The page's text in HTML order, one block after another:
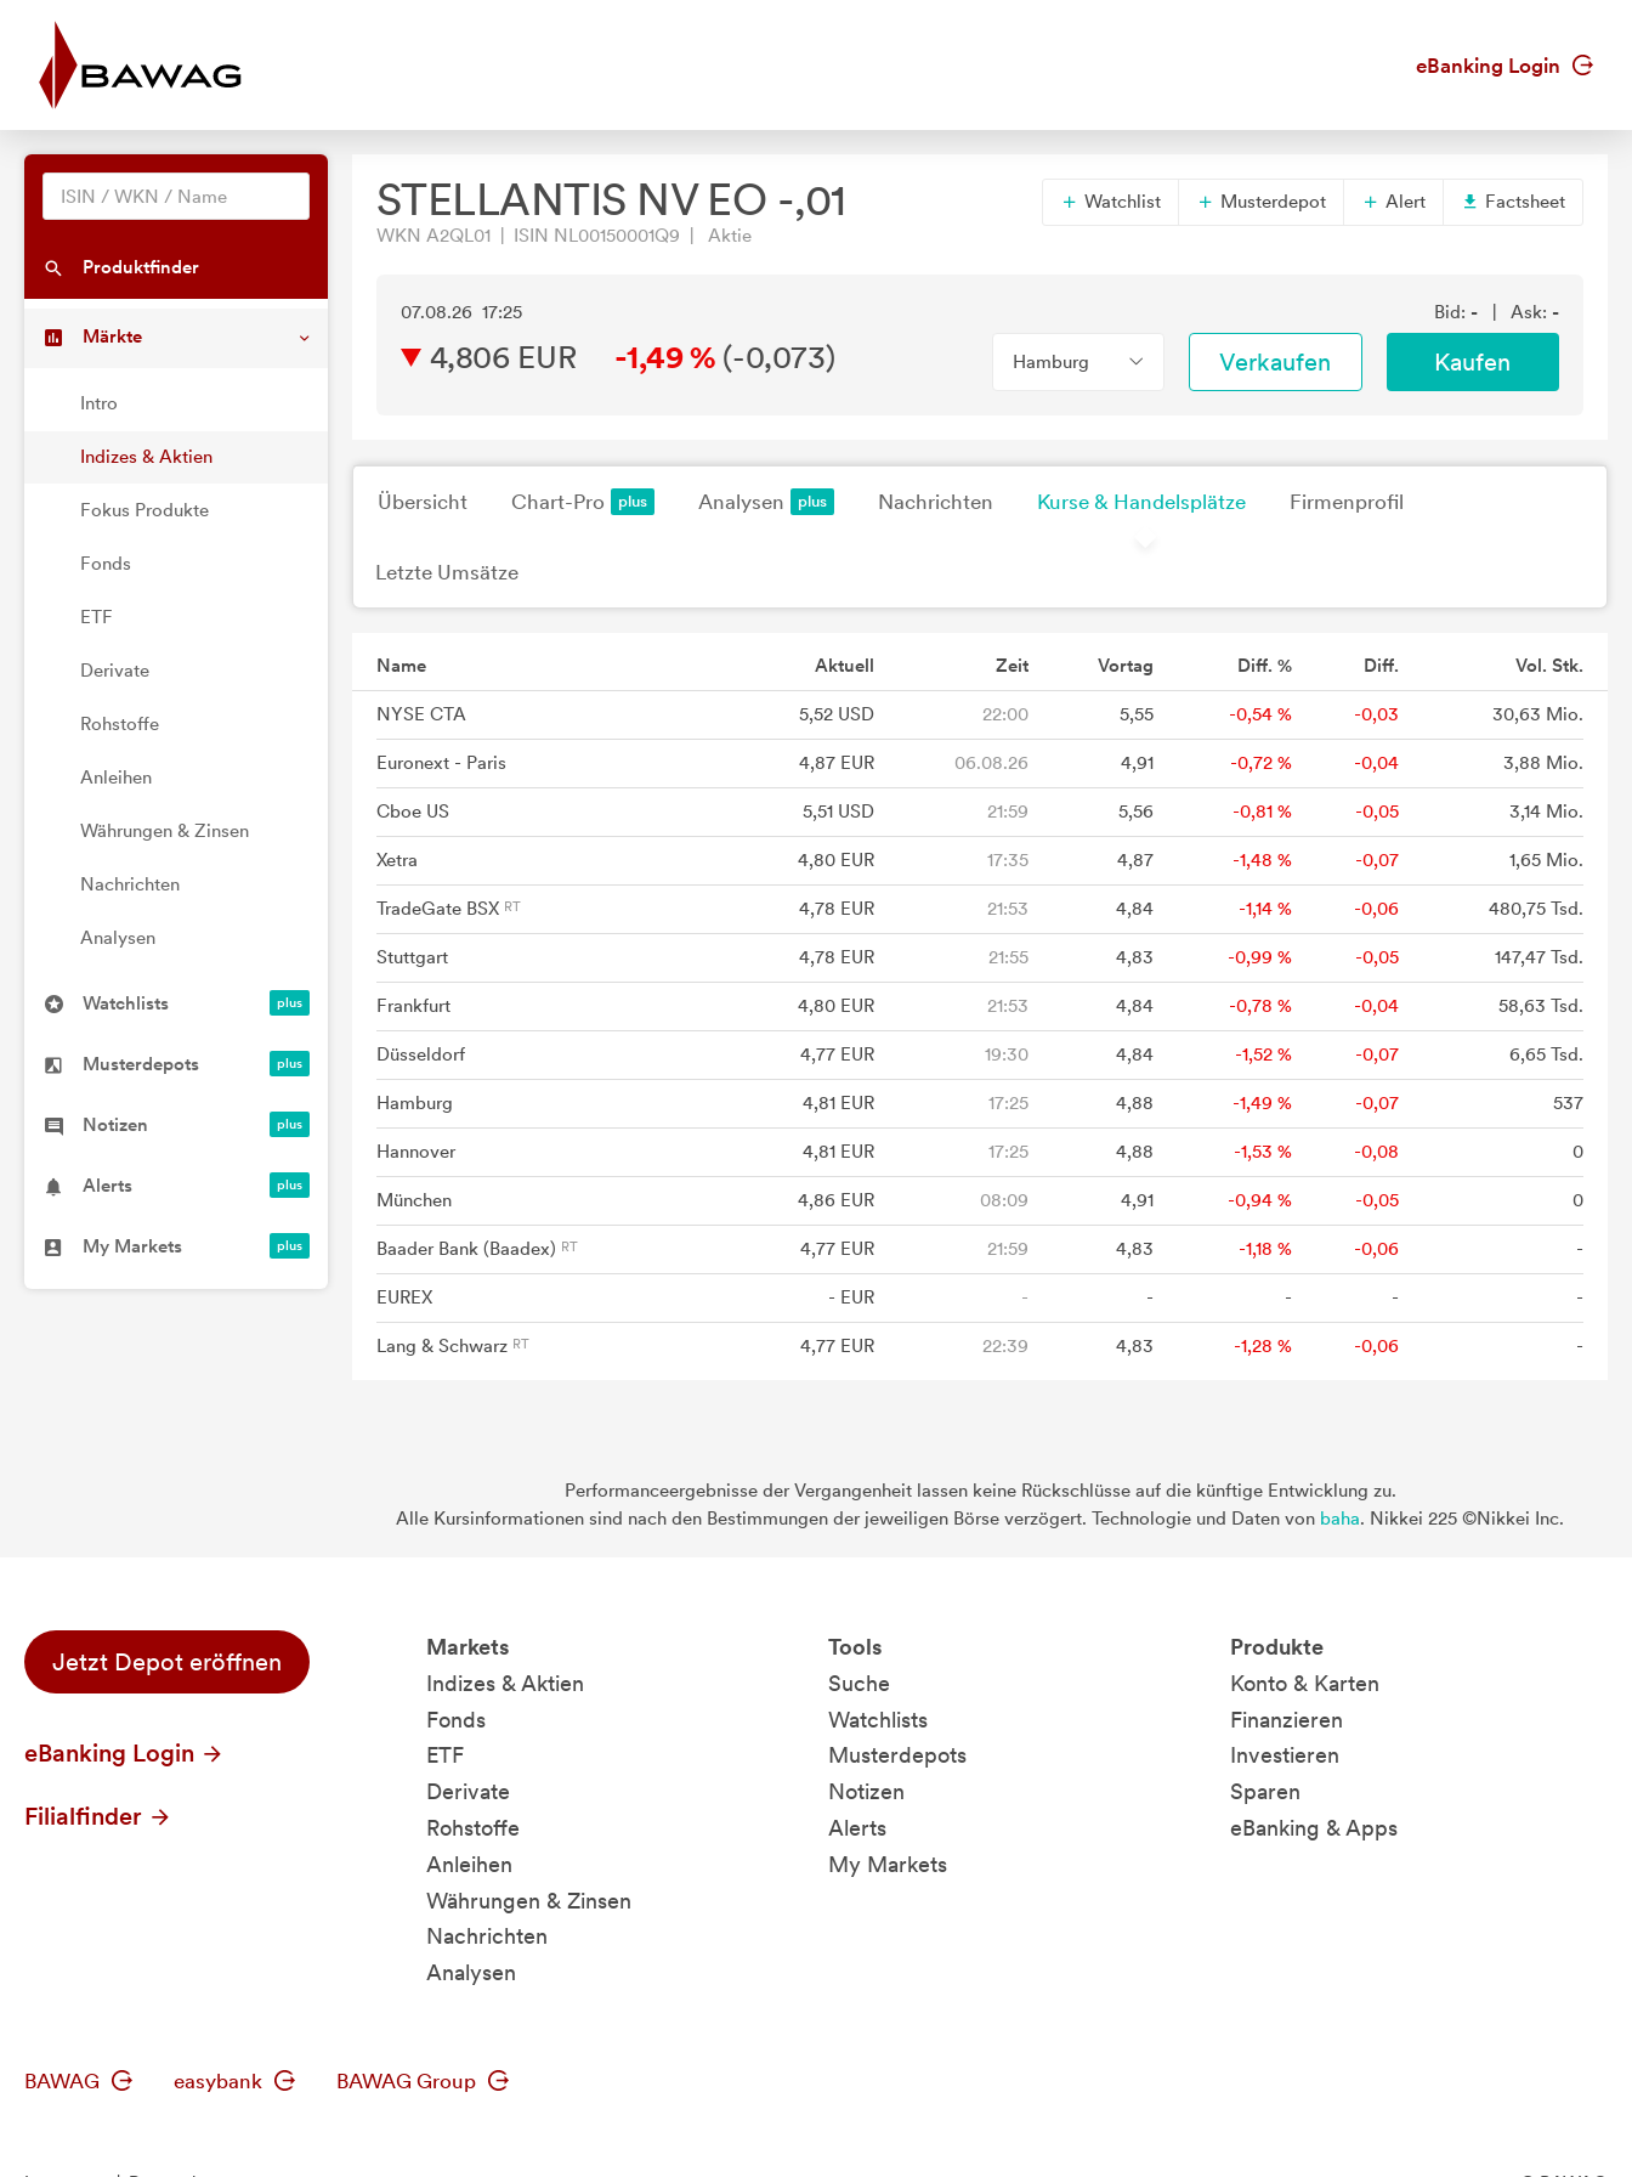
eBanking Login
Produktfinder
Märkte
Intro
Indizes & Aktien
Fokus Produkte
Fonds
ETF
Derivate
Rohstoffe
Anleihen
Währungen & Zinsen
Nachrichten
Analysen
Watchlists
Musterdepots
Notizen
Alerts
My Markets
STELLANTIS NV EO -,01
WKN A2QL01 | ISIN NL00150001Q9 | Aktie
Watchlist Musterdepot Alert Factsheet
07.08.26 17:25 Bid: - | Ask: -
4,806 EUR -1,49 % (-0,073) Hamburg Verkaufen Kaufen
Übersicht Chart-Pro Analysen Nachrichten Kurse & Handelsplätze Firmenprofil
Letzte Umsätze
Name Aktuell Zeit Vortag Diff. % Diff. Vol. Stk.
NYSE CTA 5,52 USD 22:00 5,55 -0,54 % -0,03 30,63 Mio.
Euronext - Paris 4,87 EUR 06.08.26 4,91 -0,72 % -0,04 3,88 Mio.
Cboe US 5,51 USD 21:59 5,56 -0,81 % -0,05 3,14 Mio.
Xetra 4,80 EUR 17:35 4,87 -1,48 % -0,07 1,65 Mio.
TradeGate BSX 4,78 EUR 21:53 4,84 -1,14 % -0,06 480,75 Tsd.
Stuttgart 4,78 EUR 21:55 4,83 -0,99 % -0,05 147,47 Tsd.
Frankfurt 4,80 EUR 21:53 4,84 -0,78 % -0,04 58,63 Tsd.
Düsseldorf 4,77 EUR 19:30 4,84 -1,52 % -0,07 6,65 Tsd.
Hamburg 4,81 EUR 17:25 4,88 -1,49 % -0,07 537
Hannover 4,81 EUR 17:25 4,88 -1,53 % -0,08 0
München 4,86 EUR 08:09 4,91 -0,94 % -0,05 0
Baader Bank (Baadex) 4,77 EUR 21:59 4,83 -1,18 % -0,06 -
EUREX - EUR - - - - -
Lang & Schwarz 4,77 EUR 22:39 4,83 -1,28 % -0,06 -
Performanceergebnisse der Vergangenheit lassen keine Rückschlüsse auf die künftige Entwicklung zu.
Alle Kursinformationen sind nach den Bestimmungen der jeweiligen Börse verzögert. Technologie und Daten von baha. Nikkei 225 ©Nikkei Inc.
Jetzt Depot eröffnen
eBanking Login
Filialfinder
Markets
Indizes & Aktien
Fonds
ETF
Derivate
Rohstoffe
Anleihen
Währungen & Zinsen
Nachrichten
Analysen
Tools
Suche
Watchlists
Musterdepots
Notizen
Alerts
My Markets
Produkte
Konto & Karten
Finanzieren
Investieren
Sparen
eBanking & Apps
BAWAG easybank BAWAG Group